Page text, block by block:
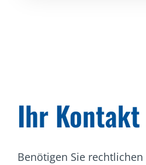
Ihr
Benötigen Sie rechtlichen